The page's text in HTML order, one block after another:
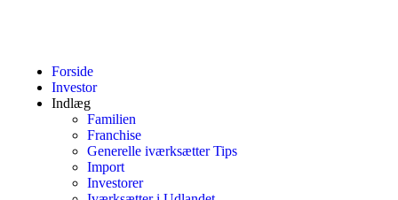
Forside
Investor
Indlæg
Familien
Franchise
Generelle iværksætter Tips
Import
Investorer